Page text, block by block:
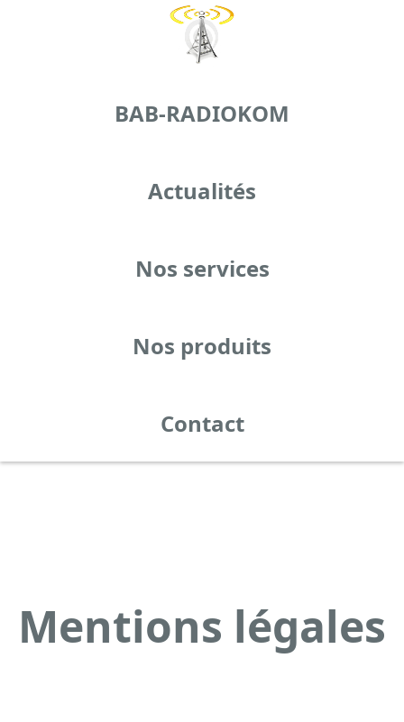
BAB-RADIOKOM
Actualités
Nos services
Nos produits
Contact
Mentions légales